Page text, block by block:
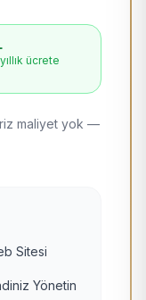
ücrete
maliyet yok —
Sitesi
Yönetin